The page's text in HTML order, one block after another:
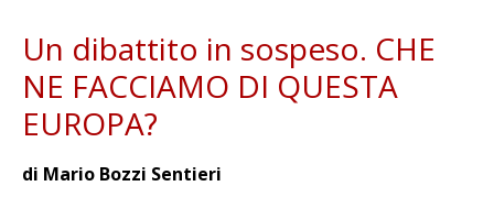
Un dibattito in sospeso. CHE
NE FACCIAMO DI QUESTA
EUROPA?
di Mario Bozzi Sentieri